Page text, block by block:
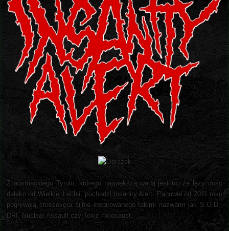
Z austriackiego Tyrolu, którego największą wadą jest to, że leży dość
daleko od Wielkiej Lechii, pochodzi Insanity Alert. Panowie od 2011 roku
pogrywają crossovera silnie inspirowanego takimi nazwami jak S.O.D.,
DRI, Nuclear Assault czy Toxic Holocaust.